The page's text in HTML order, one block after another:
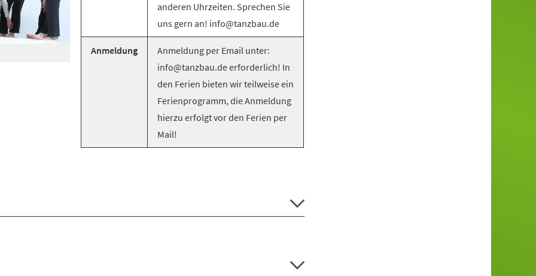
anderen Uhrzeiten. Sprechen Sie
uns gern an! info@tanzbau.de
Anmeldung
Anmeldung per Email unter:
info@tanzbau.de erforderlich! In
den Ferien bieten wir teilweise ein
Ferienprogramm, die Anmeldung
hierzu erfolgt vor den Ferien per
Mail!